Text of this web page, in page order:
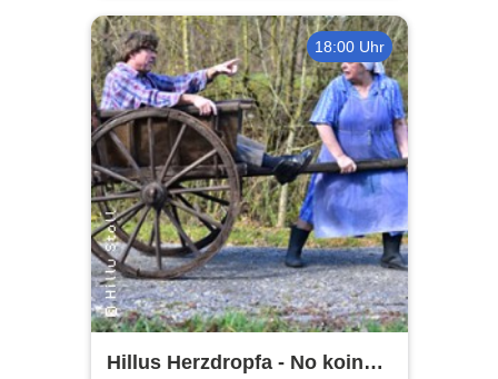
18:00 Uhr
Hillus Herzdropfa - No koin